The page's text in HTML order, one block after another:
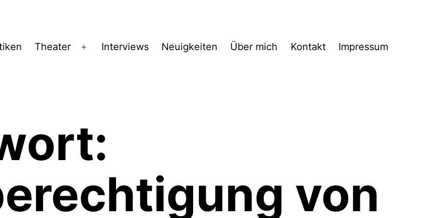
Theater
Menü
Interviews Neuigkeiten Über mich Kontakt Impressum
von